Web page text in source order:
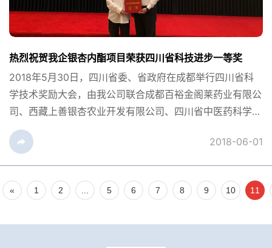
热烈祝贺我企银杏内酯项目荣获四川省科技进步一等奖
2018年5月30日，四川省委、省政府在成都举行四川省科
学技术奖励大会，由我公司联合成都百裕金阁莱药业有限公
司、西藏上善银杏农业开发有限公司、四川省中医药科学
院、四川大学华西医院等9家单位承担完成的“银杏内酯重大
新药创制与产业化关键技术研究”项目荣获四川省科技进步
一等奖。省委书记彭清华、省委副书记、省长尹力、省政协
主席柯尊平等出席大会，省委副书记邓小刚主持并就贯彻落
实会议精...
2018-06-01
« 1 2 ... 5 6 7 8 9 10 11